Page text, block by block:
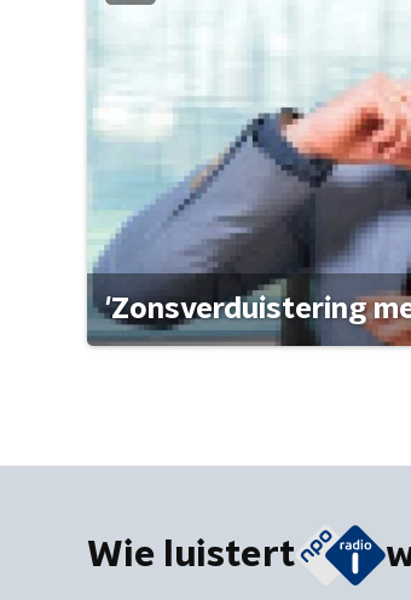
'Zonsverduistering
Wie luistert